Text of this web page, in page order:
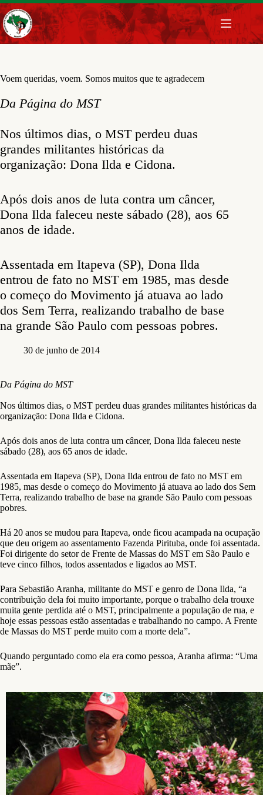
Pular
para
o
conteúdo
Voem queridas, voem. Somos muitos que te agradecem
Da Página do MST
Nos últimos dias, o MST perdeu duas
grandes militantes históricas da
organização: Dona Ilda e Cidona.
Após dois anos de luta contra um câncer,
Dona Ilda faleceu neste sábado (28), aos 65
anos de idade.
Assentada em Itapeva (SP), Dona Ilda
entrou de fato no MST em 1985, mas desde
o começo do Movimento já atuava ao lado
dos Sem Terra, realizando trabalho de base
na grande São Paulo com pessoas pobres.
30 de junho de 2014
Da Página do MST
Nos últimos dias, o MST perdeu duas grandes militantes históricas da
organização: Dona Ilda e Cidona.
Após dois anos de luta contra um câncer, Dona Ilda faleceu neste
sábado (28), aos 65 anos de idade.
Assentada em Itapeva (SP), Dona Ilda entrou de fato no MST em
1985, mas desde o começo do Movimento já atuava ao lado dos Sem
Terra, realizando trabalho de base na grande São Paulo com pessoas
pobres.
Há 20 anos se mudou para Itapeva, onde ficou acampada na ocupação
que deu origem ao assentamento Fazenda Pirituba, onde foi assentada.
Foi dirigente do setor de Frente de Massas do MST em São Paulo e
teve cinco filhos, todos assentados e ligados ao MST.
Para Sebastião Aranha, militante do MST e genro de Dona Ilda, “a
contribuição dela foi muito importante, porque o trabalho dela trouxe
muita gente perdida até o MST, principalmente a população de rua, e
hoje essas pessoas estão assentadas e trabalhando no campo. A Frente
de Massas do MST perde muito com a morte dela”.
Quando perguntado como ela era como pessoa, Aranha afirma: “Uma
mãe”.